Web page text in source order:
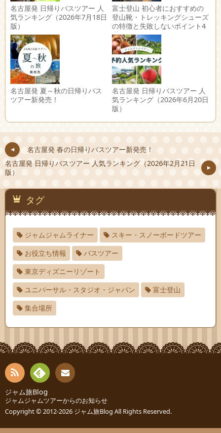
名古屋発 日帰りバスツアー 人
気ランキング（2026年7月18日
版）
富士登山 初心者におすすめの
登山靴・トレッキングシューズ
の特徴と失敗しないポイント4
選
名古屋発 夏～秋の日帰りバス
ツアー新発売！
名古屋発 日帰りバスツアー 人
気ランキング（2026年6月20日
版）
名古屋発 春の日帰りバスツアー新発売！
名古屋発 日帰りバスツアー 人気ランキング（2026年2月21日
版）
タグ
ジャムジャムライナー
スキー・スノーボードツアー
お役立ち情報
バスツアー
東京ディズニーリゾート
ユニバーサル・スタジオ・ジャパン
富士登山
集合場所
RSS
Fee
dly
先
ジャム旅Blog
ジャムジャムツアーからのお知らせ
Copyright © 2012-2026 ジャム旅Blog All Rights Reserved.